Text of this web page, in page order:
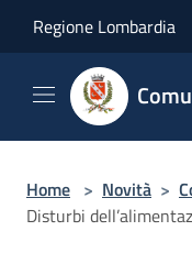
Regione Lombardia
Home > Novità >
Disturbi